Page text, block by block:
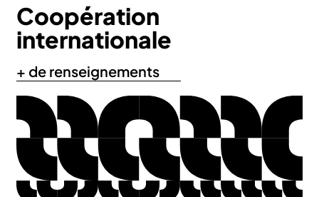
Coopération
internationale
+ de renseignements